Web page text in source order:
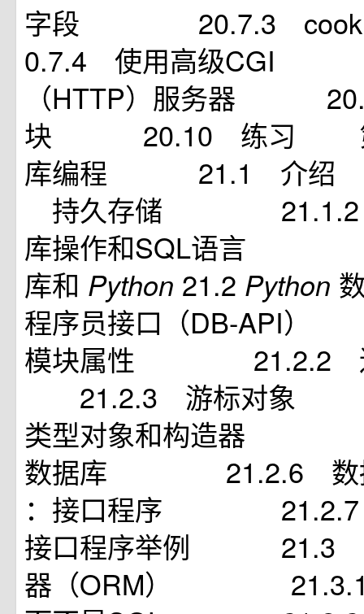
字段 20.7.3
0.7.4 使用高级CGI
（HTTP）服务器
块 20.10 练习 第
库编程 21.1 介
持久存储 21.1.2
库操作和SQL语言
库和 Python 21.2 Python
程序员接口（DB-
模块属性 21.2.2
21.2.3 游标对
类型对象和构造器
数据库 21.2.6 数
：接口程序 21.2.7
接口程序举例 21.3
器（ORM） 21.3.1